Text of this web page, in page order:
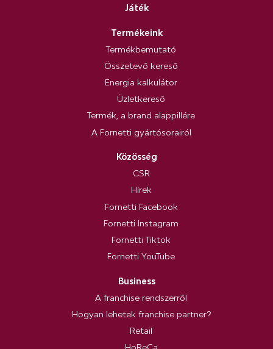
Játék
Termékeink
Termékbemutató
Összetevő kereső
Energia kalkulátor
Üzletkereső
Termék, a brand alappillére
A Fornetti gyártósorairól
Közösség
CSR
Hírek
Fornetti Facebook
Fornetti Instagram
Fornetti Tiktok
Fornetti YouTube
Business
A franchise rendszerről
Hogyan lehetek franchise partner?
Retail